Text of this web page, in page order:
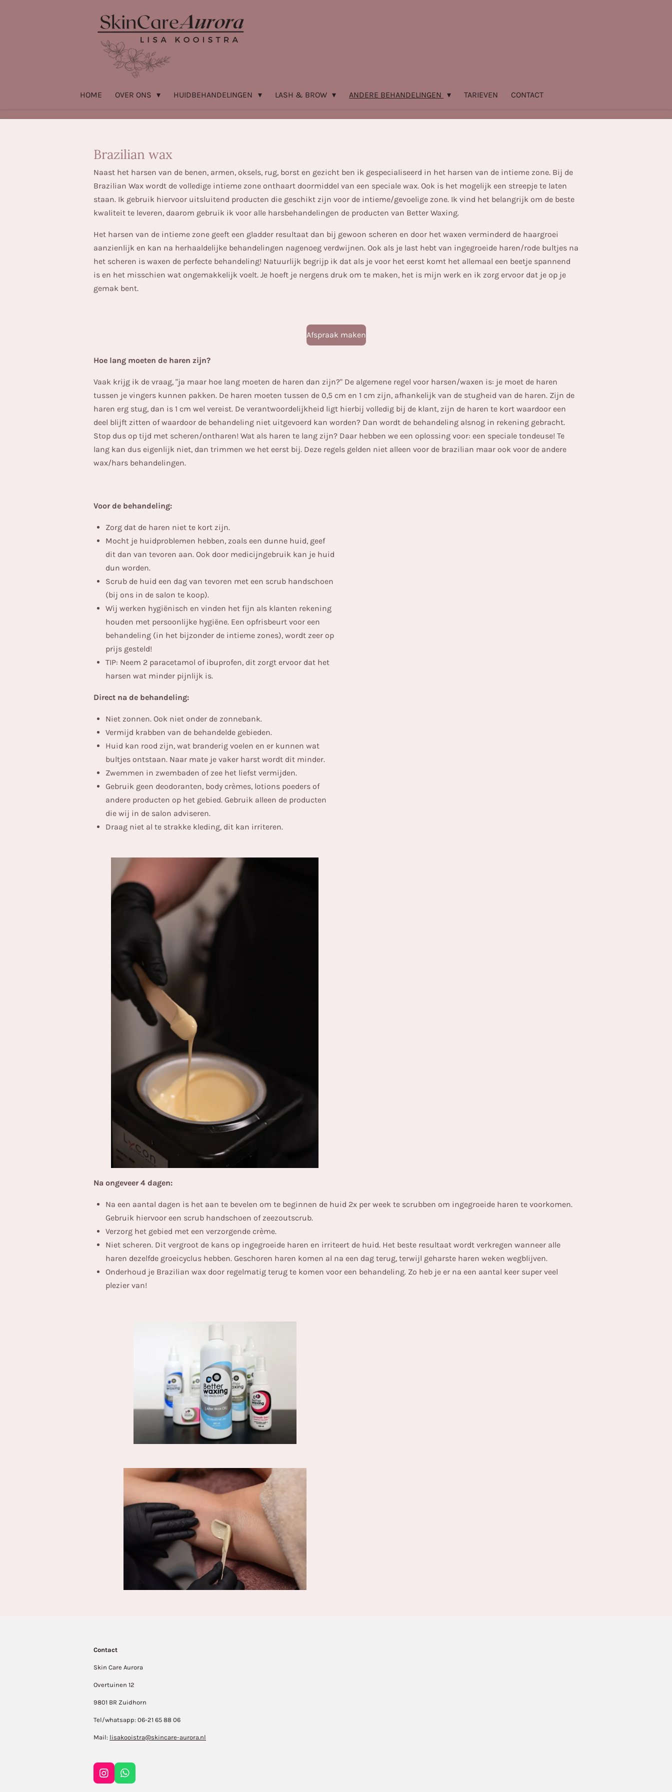
HOME OVER ONS HUIDBEHANDELINGEN LASH & BROW ANDERE BEHANDELINGEN TARIEVEN CONTACT
Brazilian wax
Naast het harsen van de benen, armen, oksels, rug, borst en gezicht ben ik gespecialiseerd in het harsen van de intieme zone. Bij de
Brazilian Wax wordt de volledige intieme zone onthaart doormiddel van een speciale wax. Ook is het mogelijk een streepje te laten
staan. Ik gebruik hiervoor uitsluitend producten die geschikt zijn voor de intieme/gevoelige zone. Ik vind het belangrijk om de beste
kwaliteit te leveren, daarom gebruik ik voor alle harsbehandelingen de producten van Better Waxing.
Het harsen van de intieme zone geeft een gladder resultaat dan bij gewoon scheren en door het waxen verminderd de haargroei
aanzienlijk en kan na herhaaldelijke behandelingen nagenoeg verdwijnen. Ook als je last hebt van ingegroeide haren/rode bultjes na
het scheren is waxen de perfecte behandeling! Natuurlijk begrijp ik dat als je voor het eerst komt het allemaal een beetje spannend
is en het misschien wat ongemakkelijk voelt. Je hoeft je nergens druk om te maken, het is mijn werk en ik zorg ervoor dat je op je
gemak bent.
Afspraak maken
Hoe lang moeten de haren zijn?
Vaak krijg ik de vraag, "ja maar hoe lang moeten de haren dan zijn?" De algemene regel voor harsen/waxen is: je moet de haren
tussen je vingers kunnen pakken. De haren moeten tussen de 0,5 cm en 1 cm zijn, afhankelijk van de stugheid van de haren. Zijn de
haren erg stug, dan is 1 cm wel vereist. De verantwoordelijkheid ligt hierbij volledig bij de klant, zijn de haren te kort waardoor een
deel blijft zitten of waardoor de behandeling niet uitgevoerd kan worden? Dan wordt de behandeling alsnog in rekening gebracht.
Stop dus op tijd met scheren/ontharen! Wat als haren te lang zijn? Daar hebben we een oplossing voor: een speciale tondeuse! Te
lang kan dus eigenlijk niet, dan trimmen we het eerst bij. Deze regels gelden niet alleen voor de brazilian maar ook voor de andere
wax/hars behandelingen.
Voor de behandeling:
Zorg dat de haren niet te kort zijn.
Mocht je huidproblemen hebben, zoals een dunne huid, geef
dit dan van tevoren aan. Ook door medicijngebruik kan je huid
dun worden.
Scrub de huid een dag van tevoren met een scrub handschoen
(bij ons in de salon te koop).
Wij werken hygiënisch en vinden het fijn als klanten rekening
houden met persoonlijke hygiëne. Een opfrisbeurt voor een
behandeling (in het bijzonder de intieme zones), wordt zeer op
prijs gesteld!
TIP: Neem 2 paracetamol of ibuprofen, dit zorgt ervoor dat het
harsen wat minder pijnlijk is.
Direct na de behandeling:
Niet zonnen. Ook niet onder de zonnebank.
Vermijd krabben van de behandelde gebieden.
Huid kan rood zijn, wat branderig voelen en er kunnen wat
bultjes ontstaan. Naar mate je vaker harst wordt dit minder.
Zwemmen in zwembaden of zee het liefst vermijden.
Gebruik geen deodoranten, body crèmes, lotions poeders of
andere producten op het gebied. Gebruik alleen de producten
die wij in de salon adviseren.
Draag niet al te strakke kleding, dit kan irriteren.
Na ongeveer 4 dagen:
Na een aantal dagen is het aan te bevelen om te beginnen de huid 2x per week te scrubben om ingegroeide haren te voorkomen.
Gebruik hiervoor een scrub handschoen of zeezoutscrub.
Verzorg het gebied met een verzorgende crème.
Niet scheren. Dit vergroot de kans op ingegroeide haren en irriteert de huid. Het beste resultaat wordt verkregen wanneer alle
haren dezelfde groeicyclus hebben. Geschoren haren komen al na een dag terug, terwijl geharste haren weken wegblijven.
Onderhoud je Brazilian wax door regelmatig terug te komen voor een behandeling. Zo heb je er na een aantal keer super veel
plezier van!
Contact
Skin Care Aurora
Overtuinen 12
9801 BR Zuidhorn
Tel/whatsapp: 06-21 65 88 06
Mail: lisakooistra@skincare-aurora.nl
I
n
W
h